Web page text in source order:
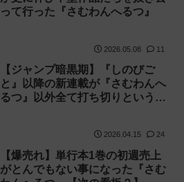
って行った『さむわんへるつ』
2026.05.08 11
【ジャンプ暗黒期】『しのびご
と』以降の新連載が『さむわんへ
るつ』以外全て打ち切りという事
2026.04.15 24
【爆売れ】単行本1巻の初週売上
がとんでもない事になった『さむ